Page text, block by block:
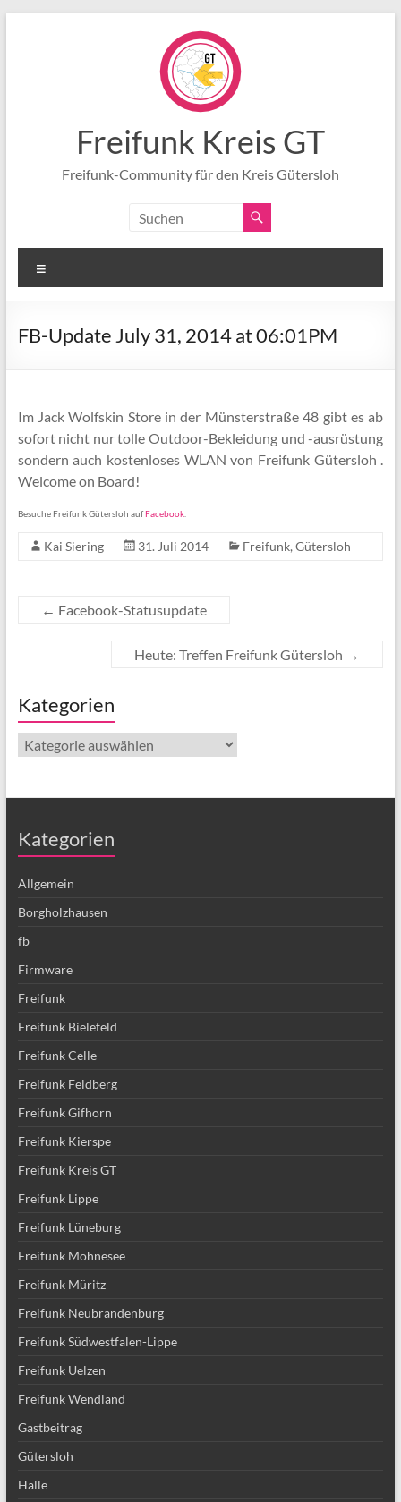
Freifunk Kreis GT
Freifunk-Community für den Kreis Gütersloh
FB-Update July 31, 2014 at 06:01PM
Im Jack Wolfskin Store in der Münsterstraße 48 gibt es ab
sofort nicht nur tolle Outdoor-Bekleidung und -ausrüstung
sondern auch kostenloses WLAN von Freifunk Gütersloh .
Welcome on Board!
Besuche Freifunk Gütersloh aufFacebook.
Kai Siering 31. Juli 2014 Freifunk, Gütersloh
← Facebook-Statusupdate
Heute: Treffen Freifunk Gütersloh →
Kategorien
Kategorien
Kategorien
Allgemein
Borgholzhausen
fb
Firmware
Freifunk
Freifunk Bielefeld
Freifunk Celle
Freifunk Feldberg
Freifunk Gifhorn
Freifunk Kierspe
Freifunk Kreis GT
Freifunk Lippe
Freifunk Lüneburg
Freifunk Möhnesee
Freifunk Müritz
Freifunk Neubrandenburg
Freifunk Südwestfalen-Lippe
Freifunk Uelzen
Freifunk Wendland
Gastbeitrag
Gütersloh
Halle